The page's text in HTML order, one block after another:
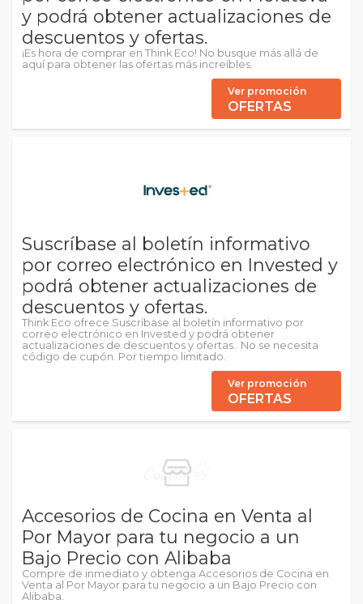
y podrá obtener actualizaciones de
descuentos y ofertas.
¡Es hora de comprar en Think Eco! No busque más allá de
aquí para obtener las ofertas más increíbles.
Ver promoción
OFERTAS
Suscríbase al boletín informativo
por correo electrónico en Invested y
podrá obtener actualizaciones de
descuentos y ofertas.
Think Eco ofrece Suscríbase al boletín informativo por
correo electrónico en Invested y podrá obtener
actualizaciones de descuentos y ofertas.. No se necesita
código de cupón. Por tiempo limitado.
Ver promoción
OFERTAS
Accesorios de Cocina en Venta al
Por Mayor para tu negocio a un
Bajo Precio con Alibaba
Compre de inmediato y obtenga Accesorios de Cocina en
Venta al Por Mayor para tu negocio a un Bajo Precio con
Alibaba.